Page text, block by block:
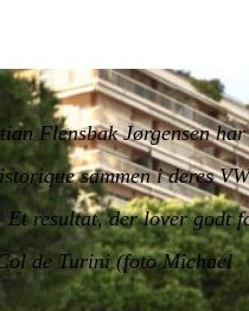
Flensbak Jørgensen
sammen i deres
Et resultat, der lover godt
de Turini (foto Michael